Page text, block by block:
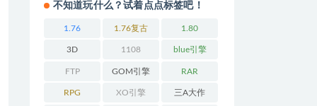
不知道玩什么？试着点点标签吧！
1.76 1.76复古 1.80
3D 1108 blue引擎
FTP GOM引擎 RAR
RPG XO引擎 三A大作